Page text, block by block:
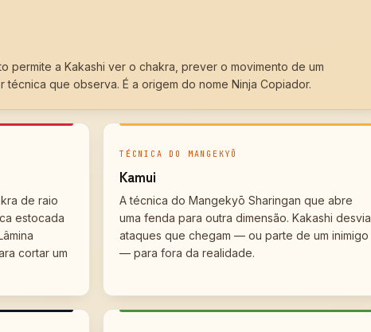
permite a Kakashi ver o chakra, prever o movimento de um
que observa. É a origem do nome Ninja Copiador.
de raio
estocada
cortar um
TÉCNICA DO MANGEKYŌ
Kamui
A técnica do Mangekyō Sharingan que abre
uma fenda para outra dimensão. Kakashi desvia
ataques que chegam — ou parte de um inimigo
— para fora da realidade.